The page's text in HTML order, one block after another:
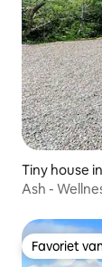
Tiny house
Ash -
Favoriet
Favoriet